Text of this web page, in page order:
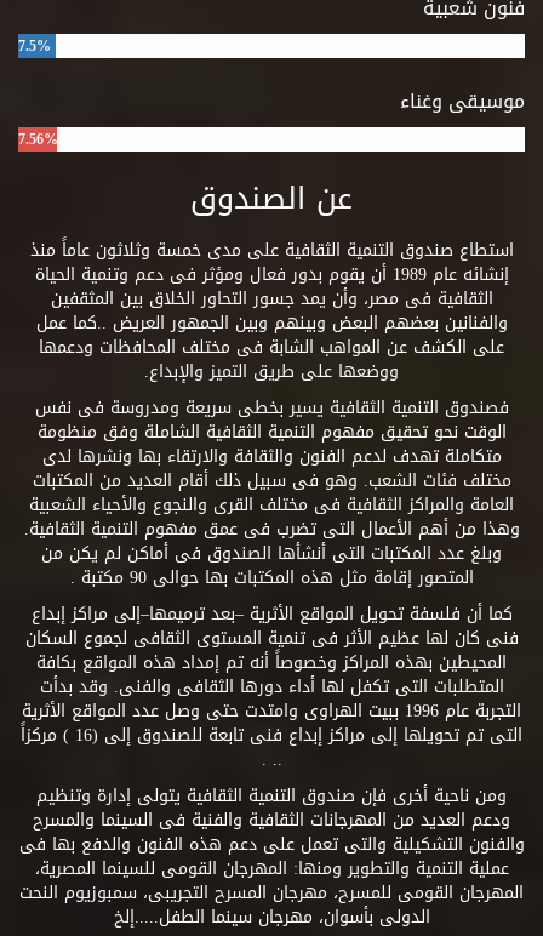
فنون شعبية
7.5%
موسيقى وغناء
7.56%
عن الصندوق
استطاع صندوق التنمية الثقافية على مدى خمسة وثلاثون عاماً منذ
إنشائه عام 1989 أن يقوم بدور فعال ومؤثر فى دعم وتنمية الحياة
الثقافية فى مصر، وأن يمد جسور التحاور الخلاق بين المثقفين
والفنانين بعضهم البعض وبينهم وبين الجمهور العريض ..كما عمل
على الكشف عن المواهب الشابة فى مختلف المحافظات ودعمها
ووضعها على طريق التميز والإبداع.
فصندوق التنمية الثقافية يسير بخطى سريعة ومدروسة فى نفس
الوقت نحو تحقيق مفهوم التنمية الثقافية الشاملة وفق منظومة
متكاملة تهدف لدعم الفنون والثقافة والارتقاء بها ونشرها لدى
مختلف فئات الشعب. وهو فى سبيل ذلك أقام العديد من المكتبات
العامة والمراكز الثقافية فى مختلف القرى والنجوع والأحياء الشعبية
وهذا من أهم الأعمال التى تضرب فى عمق مفهوم التنمية الثقافية.
وبلغ عدد المكتبات التى أنشأها الصندوق فى أماكن لم يكن من
المتصور إقامة مثل هذه المكتبات بها حوالى 90 مكتبة .
كما أن فلسفة تحويل المواقع الأثرية –بعد ترميمها–إلى مراكز إبداع
فنى كان لها عظيم الأثر فى تنمية المستوى الثقافى لجموع السكان
المحيطين بهذه المراكز وخصوصاً أنه تم إمداد هذه المواقع بكافة
المتطلبات التى تكفل لها أداء دورها الثقافى والفنى. وقد بدأت
التجربة عام 1996 ببيت الهراوى وامتدت حتى وصل عدد المواقع الأثرية
التى تم تحويلها إلى مراكز إبداع فنى تابعة للصندوق إلى (16 ) مركزاً
.. .
ومن ناحية أخرى فإن صندوق التنمية الثقافية يتولى إدارة وتنظيم
ودعم العديد من المهرجانات الثقافية والفنية فى السينما والمسرح
والفنون التشكيلية والتى تعمل على دعم هذه الفنون والدفع بها فى
عملية التنمية والتطوير ومنها: المهرجان القومى للسينما المصرية،
المهرجان القومى للمسرح، مهرجان المسرح التجريبى، سمبوزيوم النحت
الدولى بأسوان، مهرجان سينما الطفل.....إلخ